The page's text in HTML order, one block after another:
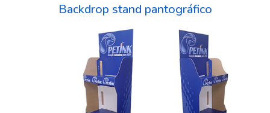
Backdrop stand pantográfico